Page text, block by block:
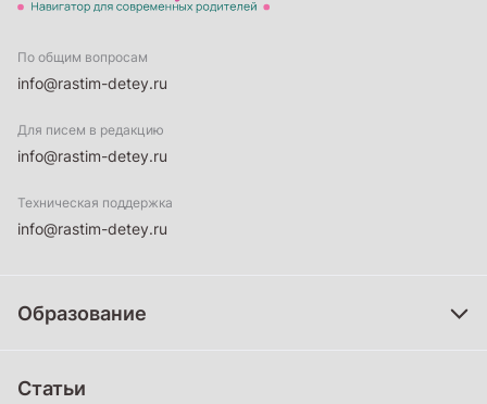
По общим вопросам
info@rastim-detey.ru
Для писем в редакцию
info@rastim-detey.ru
Техническая поддержка
info@rastim-detey.ru
Образование
Статьи